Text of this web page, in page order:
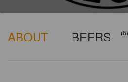
ABOUT BEERS (6)